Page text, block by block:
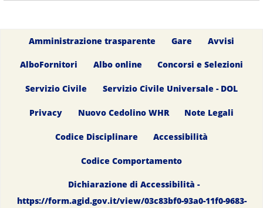
Amministrazione trasparente Gare Avvisi
AlboFornitori Albo online Concorsi e Selezioni
Servizio Civile Servizio Civile Universale - DOL
Privacy Nuovo Cedolino WHR Note Legali
Codice Disciplinare Accessibilità
Codice Comportamento
Dichiarazione di Accessibilità -
https://form.agid.gov.it/view/03c83bf0-93a0-11f0-9683-